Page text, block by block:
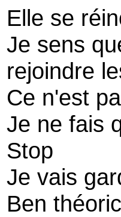
Elle se
Je sens
rejoindre
Ce n'est
Je ne fais
Stop
Je vais
Ben